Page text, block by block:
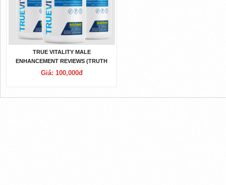
TRUE VITALITY MALE
ENHANCEMENT REVIEWS (TRUTH
EXPOSED 2023) IS IT FAKE OR REAL?
Giá: 100,000đ